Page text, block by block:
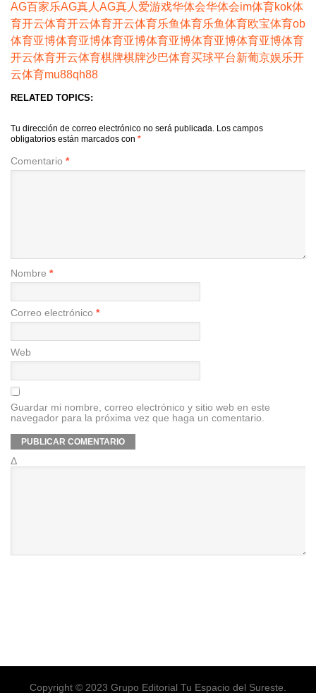
AG百家乐AG真人 AG真人 爱游戏华体会华体会im体育kok体
育开云体育开云体育开云体育乐鱼体育乐鱼体育欧宝体育ob
体育亚博体育亚博体育亚博体育亚博体育亚博体育亚博体育
开云体育开云体育棋牌棋牌沙巴体育买球平台新葡京娱乐开
云体育mu88qh88
RELATED TOPICS:
Tu dirección de correo electrónico no será publicada. Los campos
obligatorios están marcados con *
Comentario *
Nombre *
Correo electrónico *
Web
Guardar mi nombre, correo electrónico y sitio web en este
navegador para la próxima vez que haga un comentario.
Δ
Copyright © 2023 Grupo Editorial Tu Espacio del Sureste.